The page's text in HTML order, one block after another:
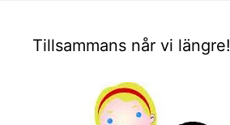
Tillsammans når vi längre!